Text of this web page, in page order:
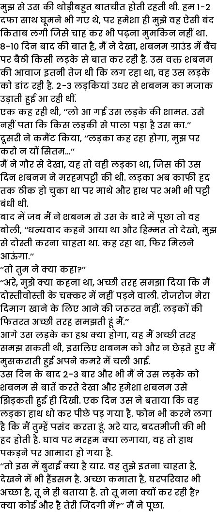
मुझ से उस की थोड़ीबहुत बातचीत होती रहती थी. हम 1-2
दफा साथ घूमने भी गए थे, पर हमेशा ही मुझे वह ऐसी बंद
किताब लगी जिसे चाह कर भी पढ़ना मुमकिन नहीं था.
8-10 दिन बाद की बात है, मैं ने देखा, शबनम ग्राउंड में बैंच
पर बैठी किसी लड़के से बात कर रही है. उस वक्त शबनम
की आवाज इतनी तेज थी कि लग रहा था, वह उस लड़के
को डांट रही है. 2-3 लड़कियां उधर से शबनम का मजाक
उड़ाती हुई आ रही थीं.
एक कह रही थी, ‘‘लो आ गई उस लड़के की शामत. उसे
नहीं पता कि किस लड़की से पाला पड़ा है उस का.’’
दूसरी ने कमैंट किया, ‘‘लड़का कह रहा होगा, मुझ पर
करो न यों सितम…’’
मैं ने गौर से देखा, यह तो वही लड़का था, जिस की उस
दिन शबनम ने मरहमपट्टी की थी. लड़का अब काफी हद
तक ठीक हो चुका था पर माथे और हाथ पर अभी भी पट्टी
बंधी थी.
बाद में जब मैं ने शबनम से उस के बारे में पूछा तो वह
बोली, ‘‘धन्यवाद कहने आया था और हिम्मत तो देखो, मुझ
से दोस्ती करना चाहता था. कह रहा था, फिर मिलने
आऊंगा.’’
‘‘तो तुम ने क्या कहा?’’
‘‘अरे, मुझे क्या कहना था, अच्छी तरह समझा दिया कि मैं
दोस्तीवोस्ती के चक्कर में नहीं पड़ने वाली. रोजरोज मेरा
दिमाग खाने के लिए आने की जरूरत नहीं. लड़कों की
फितरत अच्छी तरह समझती हूं मैं.’’
आगे उस लड़के का हश्र क्या होगा, यह मैं अच्छी तरह
समझ सकती थी, इसलिए शबनम को और न छेड़ते हुए मैं
मुसकराती हुई अपने कमरे में चली आई.
उस दिन के बाद 2-3 बार और भी मैं ने उस लड़के को
शबनम से बातें करते देखा और हमेशा शबनम उसे
झिड़कती हुई ही दिखी. एक दिन उस ने बताया कि वह
लड़का हाथ धो कर पीछे पड़ गया है. फोन भी करने लगा
है कि मैं तुम्हें पसंद करता हूं. अरे यार, बदतमीजी की भी
हद होती है. घाव पर मरहम क्या लगाया, वह तो हाथ
पकड़ने पर आमादा हो गया है.
‘‘तो इस में बुराई क्या है यार. वह तुझे इतना चाहता है,
देखने में भी हैंडसम है. अच्छा कमाता है, घरपरिवार भी
अच्छा है, तू ने ही बताया है. तो तू मना क्यों कर रही है?
क्या कोई और है तेरी जिंदगी में?’’ मैं ने पूछा.